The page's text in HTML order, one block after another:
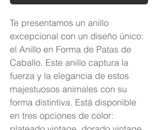
Te presentamos un anillo
excepcional con un diseño único:
el Anillo en Forma de Patas de
Caballo. Este anillo captura la
fuerza y la elegancia de estos
majestuosos animales con su
forma distintiva. Está disponible
en tres opciones de color: